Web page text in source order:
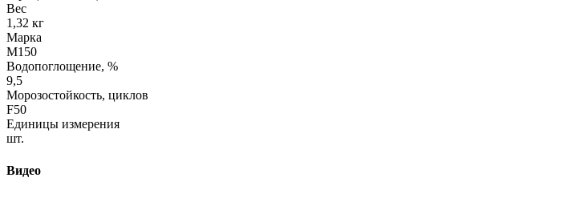
Вес
1,32 кг
Марка
М150
Водопоглощение, %
9,5
Морозостойкость, циклов
F50
Единицы измерения
шт.
Видео